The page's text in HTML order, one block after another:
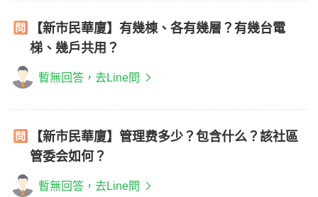
【新市民華廈】有幾棟、各有幾層？有幾台電
梯、幾戶共用？
暫無回答，去Line問
【新市民華廈】管理费多少？包含什么？該社區
管委会如何？
暫無回答，去Line問